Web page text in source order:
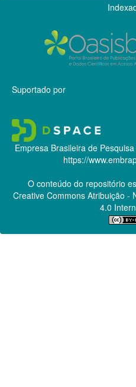
Suportado por
Empresa Brasileira de
https://
O conteúdo do repositório
Creative CommonsAtribuição -
4.0